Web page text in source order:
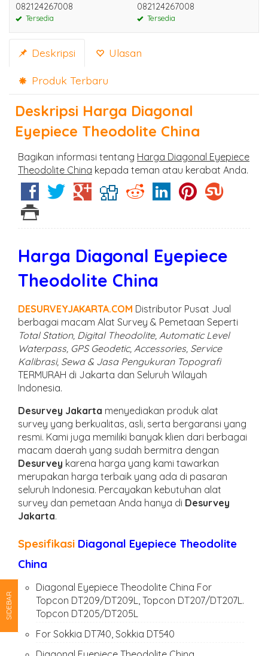
082124267008
Tersedia
082124267008
Tersedia
Deskripsi Ulasan
Produk Terbaru
Deskripsi Harga Diagonal
Eyepiece Theodolite China
Bagikan informasi tentang Harga Diagonal Eyepiece
Theodolite China kepada teman atau kerabat Anda.
Harga Diagonal Eyepiece
Theodolite China
DESURVEYJAKARTA.COM Distributor Pusat Jual
berbagai macam Alat Survey & Pemetaan Seperti
Total Station, Digital Theodolite, Automatic Level
Waterpass, GPS Geodetic, Accessories, Service
Kalibrasi, Sewa & Jasa Pengukuran Topografi
TERMURAH di Jakarta dan Seluruh Wilayah
Indonesia.
Desurvey Jakarta menyediakan produk alat
survey yang berkualitas, asli, serta bergaransi yang
resmi. Kami juga memiliki banyak klien dari berbagai
macam daerah yang sudah bermitra dengan
Desurvey karena harga yang kami tawarkan
merupakan harga terbaik yang ada di pasaran
seluruh Indonesia. Percayakan kebutuhan alat
survey dan pemetaan Anda hanya di Desurvey
Jakarta.
Spesifikasi Diagonal Eyepiece Theodolite
China
Diagonal Eyepiece Theodolite China For
Topcon DT209/DT209L, Topcon DT207/DT207L.
Topcon DT205/DT205L
For Sokkia DT740, Sokkia DT540
SIDEBAR